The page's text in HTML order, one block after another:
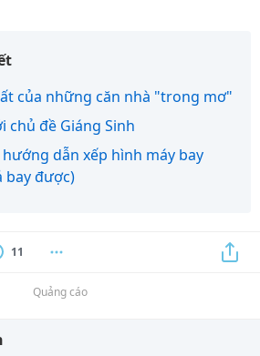
của những căn nhà "trong mơ"
chủ đề Giáng Sinh
dẫn xếp hình máy bay
bay được)
11
Quảng cáo